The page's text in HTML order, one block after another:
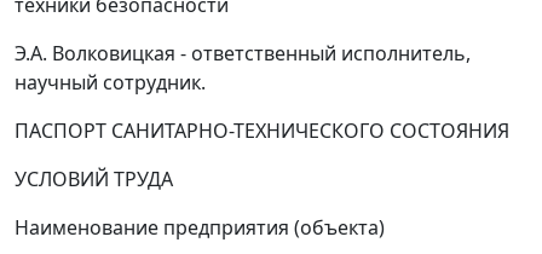
Э.А. Волковицкая - ответственный исполнитель,
научный сотрудник.
ПАСПОРТ САНИТАРНО-ТЕХНИЧЕСКОГО СОСТОЯНИЯ
УСЛОВИЙ ТРУДА
Наименование предприятия (объекта)